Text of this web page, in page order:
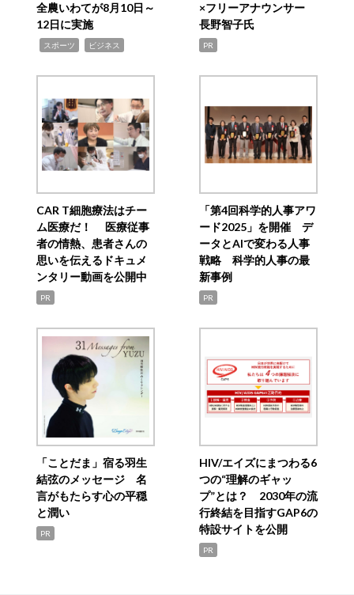
全農いわてが8月10日～
12日に実施
スポーツ ビジネス
×フリーアナウンサー
長野智子氏
PR
CAR T細胞療法はチー
ム医療だ！ 医療従事
者の情熱、患者さんの
思いを伝えるドキュメ
ンタリー動画を公開中
PR
「第4回科学的人事アワ
ード2025」を開催 デ
ータとAIで変わる人事
戦略 科学的人事の最
新事例
PR
「ことだま」宿る羽生
結弦のメッセージ 名
言がもたらす心の平穏
と潤い
PR
HIV/エイズにまつわる6
つの“理解のギャッ
プ”とは？ 2030年の流
行終結を目指すGAP6の
特設サイトを公開
PR